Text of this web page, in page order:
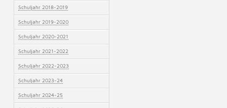
Schuljahr 2018-2019
Schuljahr 2019-2020
Schuljahr 2020-2021
Schuljahr 2021-2022
Schuljahr 2022-2023
Schuljahr 2023-24
Schuljahr 2024-25